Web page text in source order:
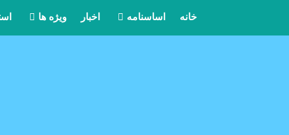
خانه اساسنامه اخبار ویژه ها